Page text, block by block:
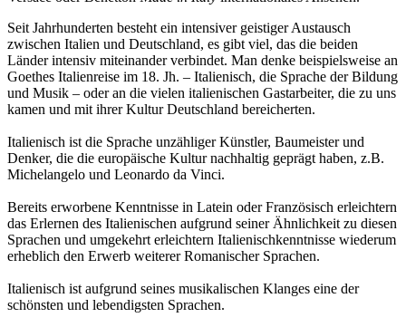
Seit Jahrhunderten besteht ein intensiver geistiger Austausch
zwischen Italien und Deutschland, es gibt viel, das die beiden
Länder intensiv miteinander verbindet. Man denke beispielsweise an
Goethes Italienreise im 18. Jh. – Italienisch, die Sprache der Bildung
und Musik – oder an die vielen italienischen Gastarbeiter, die zu uns
kamen und mit ihrer Kultur Deutschland bereicherten.
Italienisch ist die Sprache unzähliger Künstler, Baumeister und
Denker, die die europäische Kultur nachhaltig geprägt haben, z.B.
Michelangelo und Leonardo da Vinci.
Bereits erworbene Kenntnisse in Latein oder Französisch erleichtern
das Erlernen des Italienischen aufgrund seiner Ähnlichkeit zu diesen
Sprachen und umgekehrt erleichtern Italienischkenntnisse wiederum
erheblich den Erwerb weiterer Romanischer Sprachen.
Italienisch ist aufgrund seines musikalischen Klanges eine der
schönsten und lebendigsten Sprachen.